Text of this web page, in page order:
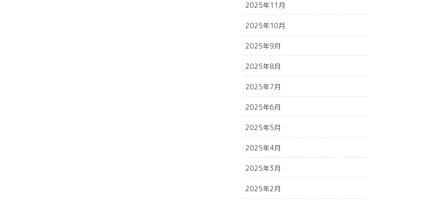
2025年11月
2025年10月
2025年9月
2025年8月
2025年7月
2025年6月
2025年5月
2025年4月
2025年3月
2025年2月